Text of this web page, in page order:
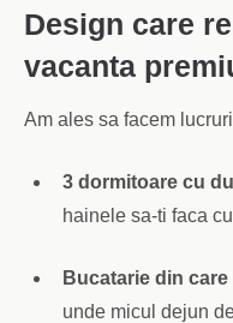
Design care
vacanta
Am ales sa facem
3 dormitoare cu
hainele sa-ti faca
Bucatarie din
unde micul dejun